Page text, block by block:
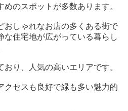
のスポットが多数あります。
おしゃれなお店の多くある街で
な住宅地が広がっている暮らし
り、人気の高いエリアです。
クセスも良好で緑も多い魅力的